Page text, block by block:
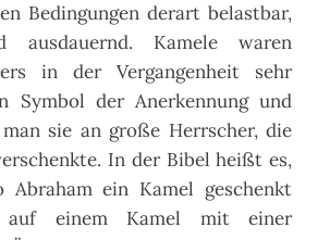
Bedingungen derart belastbar,
ausdauernd. Kamele waren
in der Vergangenheit sehr
Symbol der Anerkennung und
sie an große Herrscher, die
In der Bibel heißt es,
Abraham ein Kamel geschenkt
auf einem Kamel mit einer